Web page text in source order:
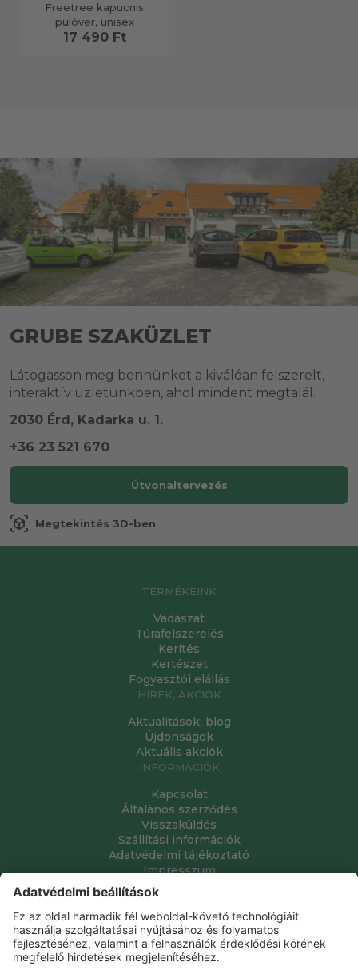
Freetree kapucnis
pulóver, unisex
17 490 Ft
GRUBE SZAKÜZLET
Látogasson meg bennünket a kiválóan felszerelt,
interaktív üzletünkben, ahol mindent megtalál.
2030 Érd, Kadarka u. 1.
+36 23 521 670
Útvonaltervezés
view_in_ar Megtekintés 3D-ben
TERMÉKEINK
Vadászat
Túrafelszerelés
Kerítés
Kertészet
Fogyasztói elállás
HÍREK, AKCIÓK
Aktualitások, blog
Újdonságok
Aktuális akciók
INFORMÁCIÓK
Kapcsolat
Általános szerződés
Visszaküldés
Szállítási információk
Adatvédelmi tájékoztató
Impresszum
Adatkezeléssel kapcsolatos kérelem